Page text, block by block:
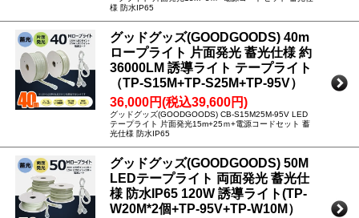
様 防水IP65
グッドグッズ(GOODGOODS) 40m
ロープライト 片面発光 蓄光仕様 約
36000LM 誘導ライト テープライト
（TP-S15M+TP-S25M+TP-95V）
36,000円(税込39,600円)
グッドグッズ(GOODGOODS) CB-S15M25M-95V LED
テープライト 片面発光15m+25ｍ+電源コードセット 蓄
光仕様 防水IP65
グッドグッズ(GOODGOODS) 50M
LEDテープライト 両面発光 蓄光仕
様 防水IP65 120W 誘導ライト(TP-
W20M*2個+TP-95V+TP-W10M）